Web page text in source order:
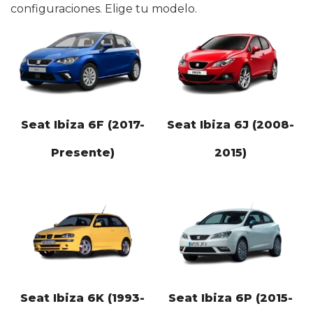
configuraciones. Elige tu modelo.
Seat Ibiza 6F (2017-
Presente)
Seat Ibiza 6J (2008-
2015)
Seat Ibiza 6K (1993- Seat Ibiza 6P (2015-